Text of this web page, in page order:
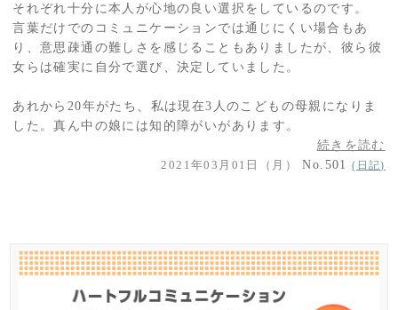
それぞれ十分に本人が心地の良い選択をしているのです。
言葉だけでのコミュニケーションでは通じにくい場合もあ
り、意思疎通の難しさを感じることもありましたが、彼ら彼
女らは確実に自分で選び、決定していました。
あれから20年がたち、私は現在3人のこどもの母親になりま
した。真ん中の娘には知的障がいがあります。
続きを読む
2021年03月01日（月）
No.501(日記)